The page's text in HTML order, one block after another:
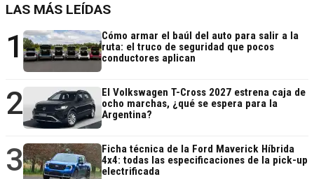
LAS MÁS LEÍDAS
1
Cómo armar el baúl del auto para salir a la
ruta: el truco de seguridad que pocos
conductores aplican
2
El Volkswagen T-Cross 2027 estrena caja de
ocho marchas, ¿qué se espera para la
Argentina?
3
Ficha técnica de la Ford Maverick Híbrida
4x4: todas las especificaciones de la pick-up
electrificada